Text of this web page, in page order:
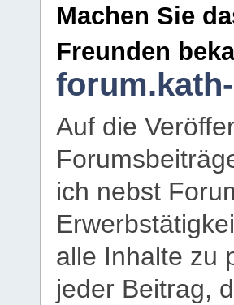
Machen Sie
Freunden
Auf die
ich nebst
alle Inhalte zu
jeder Beitrag,